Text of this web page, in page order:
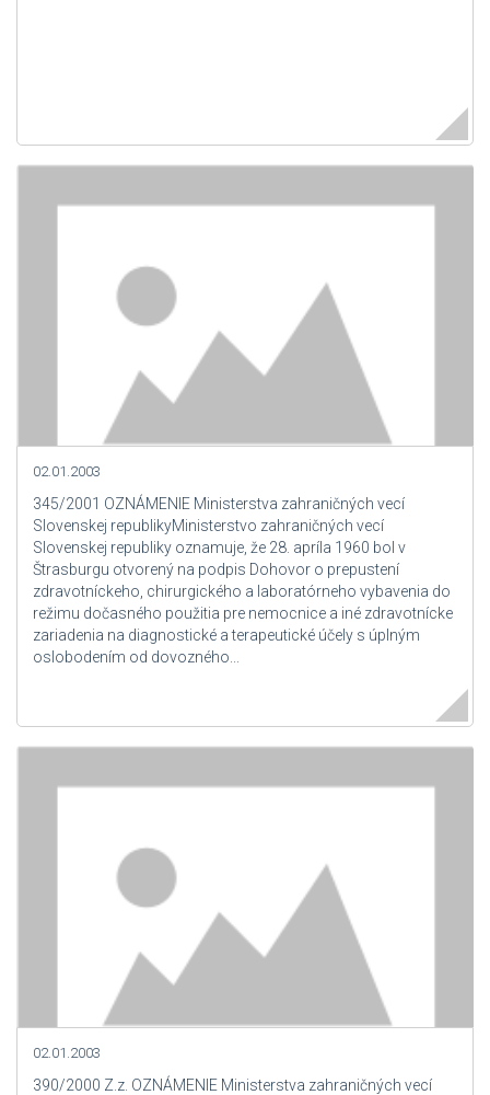
02.01.2003
345/2001 OZNÁMENIE Ministerstva zahraničných vecí
Slovenskej republikyMinisterstvo zahraničných vecí
Slovenskej republiky oznamuje, že 28. apríla 1960 bol v
Štrasburgu otvorený na podpis Dohovor o prepustení
zdravotníckeho, chirurgického a laboratórneho vybavenia do
režimu dočasného použitia pre nemocnice a iné zdravotnícke
zariadenia na diagnostické a terapeutické účely s úplným
oslobodením od dovozného...
02.01.2003
390/2000 Z.z. OZNÁMENIE Ministerstva zahraničných vecí